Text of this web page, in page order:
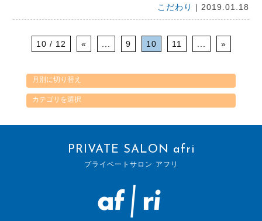
こだわり | 2019.01.18
10 / 12 « 9 10 11 »
PRIVATE SALON afri
プライベートサロン アフリ